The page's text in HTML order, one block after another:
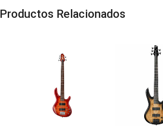
Productos Relacionados